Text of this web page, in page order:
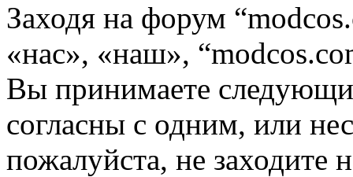
Заходя на форум
«нас», «наш»,
Вы принимаете
согласны с одним, или
пожалуйста, не